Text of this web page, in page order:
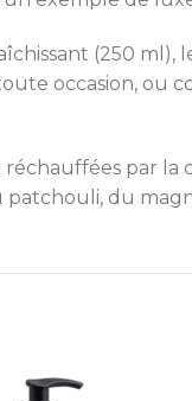
(250
occasion, ou
par la
du